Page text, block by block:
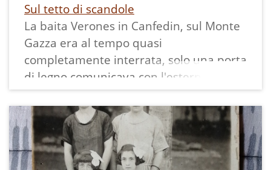
Sul tetto di scandole
La baita Verones in Canfedin, sul Monte
Gazza era al tempo quasi
completamente interrata, solo una porta
di legno comunicava con l'esterno, non
c'era ancora la cisterna dell'acqua, il
tetto era di scandole.
La fotografia misura 7,5x7,5 cm su una
stampa 7,5x12,5 cm con bordo bianco
dentellato.